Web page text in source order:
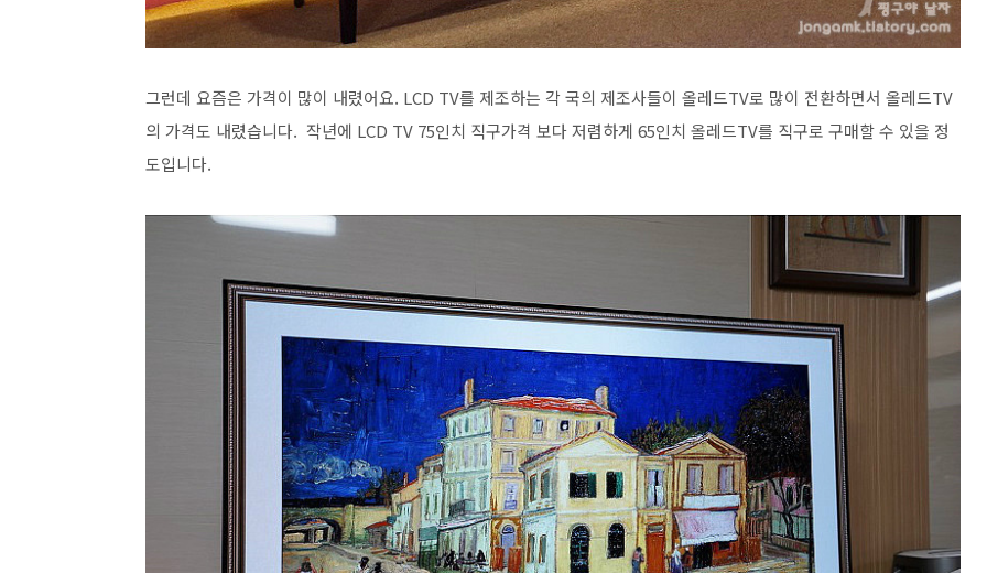
그런데 요즘은 가격이 많이 내렸어요. LCD TV를 제조하는 각 국의 제조사들이 올레드TV로 많이 전환하면서 올레드TV
의 가격도 내렸습니다. 작년에 LCD TV 75인치 직구가격 보다 저렴하게 65인치 올레드TV를 직구로 구매할 수 있을 정
도입니다.